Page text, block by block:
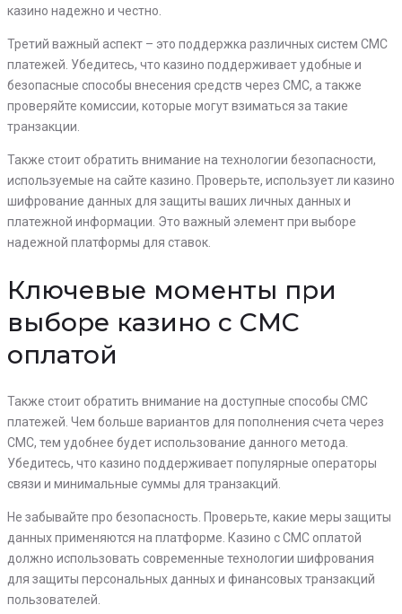
казино надежно и честно.
Третий важный аспект – это поддержка различных систем СМС
платежей. Убедитесь, что казино поддерживает удобные и
безопасные способы внесения средств через СМС, а также
проверяйте комиссии, которые могут взиматься за такие
транзакции.
Также стоит обратить внимание на технологии безопасности,
используемые на сайте казино. Проверьте, использует ли казино
шифрование данных для защиты ваших личных данных и
платежной информации. Это важный элемент при выборе
надежной платформы для ставок.
Ключевые моменты при
выборе казино с СМС
оплатой
Также стоит обратить внимание на доступные способы СМС
платежей. Чем больше вариантов для пополнения счета через
СМС, тем удобнее будет использование данного метода.
Убедитесь, что казино поддерживает популярные операторы
связи и минимальные суммы для транзакций.
Не забывайте про безопасность. Проверьте, какие меры защиты
данных применяются на платформе. Казино с СМС оплатой
должно использовать современные технологии шифрования
для защиты персональных данных и финансовых транзакций
пользователей.